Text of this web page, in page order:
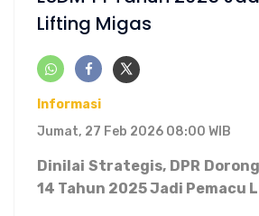
Lifting Migas
Informasi
Jumat, 27 Feb 2026 08:00 WIB
Dinilai Strategis, DPR Dorong
14 Tahun 2025 Jadi Pemacu